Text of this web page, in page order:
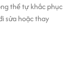
thể tự khắc phục
sửa hoặc thay